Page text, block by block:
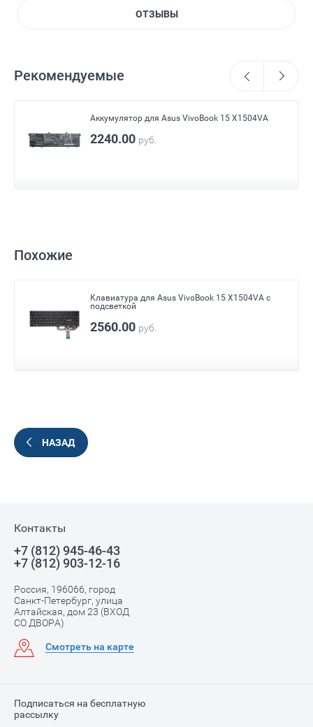
ОТЗЫВЫ
Рекомендуемые
Аккумулятор для Asus VivoBook 15 X1504VA
2240.00 руб.
Похожие
Клавиатура для Asus VivoBook 15 X1504VA с
подсветкой
2560.00 руб.
НАЗАД
Контакты
+7 (812) 945-46-43
+7 (812) 903-12-16
Россия, 196066, город
Санкт-Петербург, улица
Алтайская, дом 23 (ВХОД
СО ДВОРА)
Смотреть на карте
Подписаться на бесплатную
рассылку